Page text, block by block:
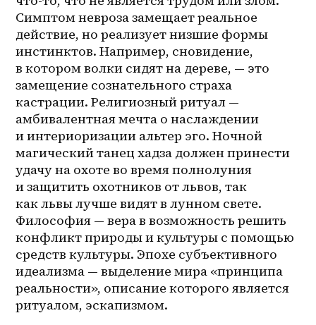
Симптом невроза замещает реальное
действие, но реализует низшие формы
инстинктов. Например, сновидение,
в котором волки сидят на дереве, — это
замещение сознательного страха
кастрации. Религиозный ритуал —
амбивалентная мечта о наслаждении
и интериоризации альтер эго. Ночной
магический танец хадза должен принести
удачу на охоте во время полнолуния
и защитить охотников от львов, так
как львы лучше видят в лунном свете.
Философия — вера в возможность решить
конфликт природы и культуры с помощью
средств культуры. Эпохе субъективного
идеализма — выделение мира «принципа
реальности», описание которого является
ритуалом, эскапизмом.